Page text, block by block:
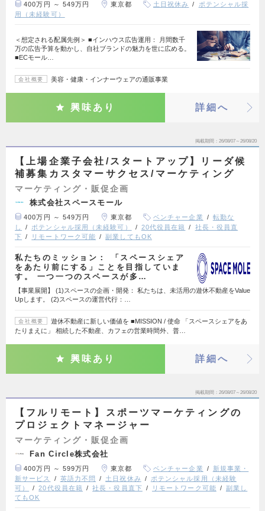
400万円 ～ 549万円 東京都 土日祝休み
ポテンシャル採
用（未経験可）
＜想定される配属先例＞ ■インハウス広告運用： 月間数千
万の広告予算を動かし、自社ブランドの魅力を世に広める。
■ECモール…
会社概要 美容・健康・インナーウェアの通販事業
興味あり 詳細へ
掲載期間 26/08/07～26/08/20
【上場企業子会社/スタートアップ】リーダ候
補募集カスタマーサクセス/マーケティング
マーケティング・販促企画
株式会社スペースモール
400万円 ～ 549万円 東京都 ベンチャー企業
転勤な
し
ポテンシャル採用（未経験可） 20代役員在籍
社長・役員直
下
リモートワーク可能 副業してもOK
私たちのミッション： 「スペースシェア
をあたり前にする」ことを目指していま
す。 一つ一つのスペースが多…
【事業展開】 (1)スペースの企画・開発： 私たちは、未活用の遊休不動産をValue
Upします。 (2)スペースの運営代行：…
会社概要
遊休不動産に新しい価値を ■MISSION / 使命 「スペースシェアをあ
たりまえに」 相続した不動産、カフェの営業時間外、普…
興味あり 詳細へ
掲載期間 26/08/07～26/08/20
【フルリモート】スポーツマーケティングの
プロジェクトマネージャー
マーケティング・販促企画
Fan Circle株式会社
400万円 ～ 599万円 東京都 ベンチャー企業
新規事業・
新サービス
英語力不問 土日祝休み
ポテンシャル採用（未経験
可）
20代役員在籍 社長・役員直下 リモートワーク可能
副業し
てもOK